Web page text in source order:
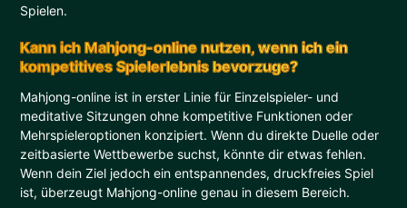
Spielen.
Kann ich Mahjong-online nutzen, wenn ich ein
kompetitives Spielerlebnis bevorzuge?
Mahjong-online ist in erster Linie für Einzelspieler- und
meditative Sitzungen ohne kompetitive Funktionen oder
Mehrspieleroptionen konzipiert. Wenn du direkte Duelle oder
zeitbasierte Wettbewerbe suchst, könnte dir etwas fehlen.
Wenn dein Ziel jedoch ein entspannendes, druckfreies Spiel
ist, überzeugt Mahjong-online genau in diesem Bereich.